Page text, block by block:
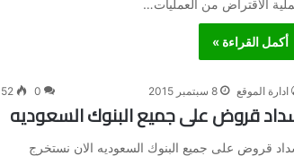
الاقتراض من العمليات…
أكمل القراءة »
ادارة الموقع 8 سبتمبر 2015 0
52
قروض على جميع البنوك السعوديه
قروض على جميع البنوك السعوديه الان نستخرج